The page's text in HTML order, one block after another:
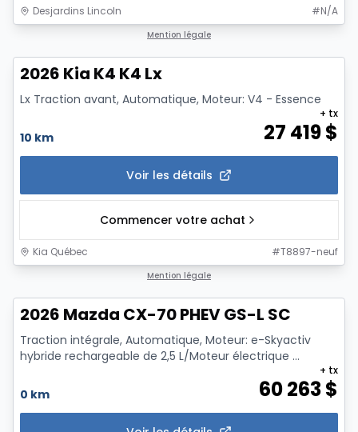
Desjardins Lincoln #N/A
Mention légale
2026 Kia K4 K4 Lx
Lx Traction avant, Automatique, Moteur: V4 - Essence
10 km 27 419$
+ tx
Voir les détails
Commencer votre achat
Kia Québec #T8897-neuf
Mention légale
2026 Mazda CX-70 PHEV GS-L SC
Traction intégrale, Automatique, Moteur: e-Skyactiv
hybride rechargeable de 2,5 L/Moteur électrique ...
0 km 60 263$
+ tx